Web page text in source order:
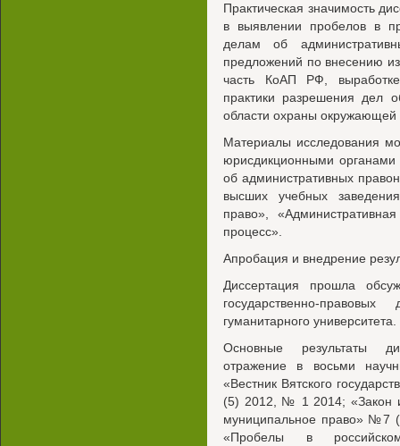
Практическая значимость
в выявлении пробелов в
делам об
предложений по внесению
часть КоАП РФ,
практики разрешения дел
области охраны окружающей
Материалы исследования
юрисдикционными
об административных
высших учебных
право»,
процесс».
Апробация и внедрение
Диссертация прошла
государственно-правовых
гуманитарного университета.
Основные результаты
отражение в восьми
«Вестник Вятского
(5) 2012, № 1 2014; «Закон
муниципальное право»
«Пробелы в